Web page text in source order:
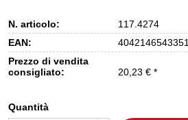
N. articolo:
117.4274
EAN:
4042146543351
Prezzo di vendita
consigliato:
20,23 € *
Quantità